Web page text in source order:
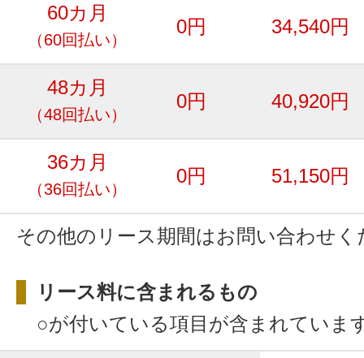
60カ月
（60回払い）
0円 34,540円
48カ月
（48回払い）
0円 40,920円
36カ月
（36回払い）
0円 51,150円
その他のリース期間はお問い合わせく
リース料に含まれるもの
○が付いている項目が含まれていま